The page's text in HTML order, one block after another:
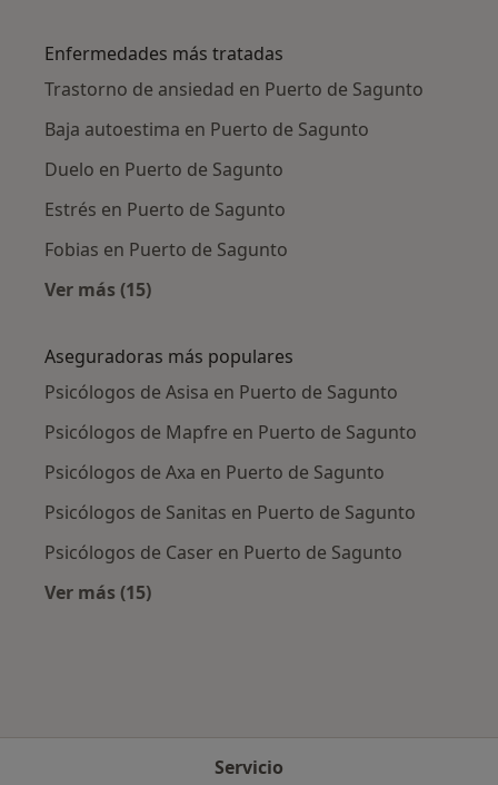
Enfermedades más tratadas
Trastorno de ansiedad en Puerto de Sagunto
Baja autoestima en Puerto de Sagunto
Duelo en Puerto de Sagunto
Estrés en Puerto de Sagunto
Fobias en Puerto de Sagunto
Ver más (15)
Aseguradoras más populares
Psicólogos de Asisa en Puerto de Sagunto
Psicólogos de Mapfre en Puerto de Sagunto
Psicólogos de Axa en Puerto de Sagunto
Psicólogos de Sanitas en Puerto de Sagunto
Psicólogos de Caser en Puerto de Sagunto
Ver más (15)
Servicio